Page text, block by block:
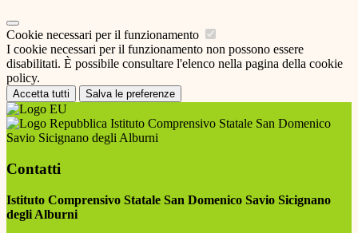
Cookie necessari per il funzionamento
I cookie necessari per il funzionamento non possono essere
disabilitati. È possibile consultare l'elenco nella pagina della cookie
policy.
Accetta tutti Salva le preferenze
Istituto Comprensivo Statale San Domenico
Savio Sicignano degli Alburni
Contatti
Istituto Comprensivo Statale San Domenico Savio Sicignano
degli Alburni